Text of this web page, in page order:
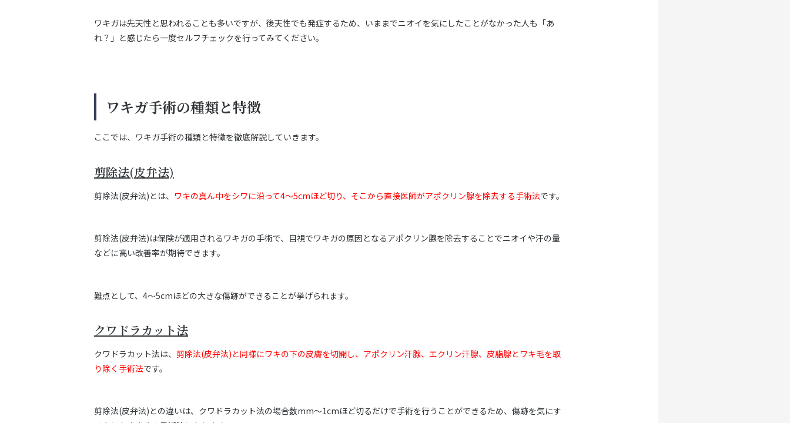
ワキガは先天性と思われることも多いですが、後天性でも発症するため、いままでニオイを気にしたことがなかった人も「あ
れ？」と感じたら一度セルフチェックを行ってみてください。
ワキガ手術の種類と特徴
ここでは、ワキガ手術の種類と特徴を徹底解説していきます。
剪除法(皮弁法)
剪除法(皮弁法)とは、 ワキの真ん中をシワに沿って4～5cmほど切り、そこから直接医師がアポクリン腺を除去する手術法です。
剪除法(皮弁法)は保険が適用されるワキガの手術で、目視でワキガの原因となるアポクリン腺を除去することでニオイや汗の量
などに高い改善率が期待できます。
難点として、4～5cmほどの大きな傷跡ができることが挙げられます。
クワドラカット法
クワドラカット法は、 剪除法(皮弁法)と同様にワキの下の皮膚を切開し、アポクリン汗腺、エクリン汗腺、皮脂腺とワキ毛を取
り除く手術法です。
剪除法(皮弁法)との違いは、クワドラカット法の場合数mm〜1cmほど切るだけで手術を行うことができるため、傷跡を気にす